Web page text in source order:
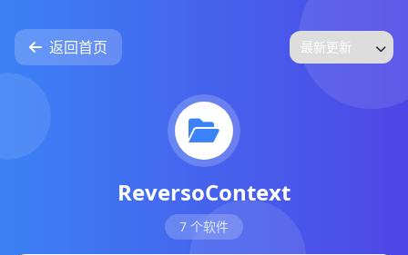
返回首页
ReversoContext
7 个软件